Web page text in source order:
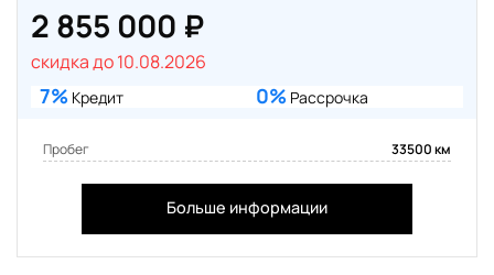
2 855 000 ₽
скидка до 10.08.2026
7% Кредит 0% Рассрочка
Пробег 33500 км
Больше информации